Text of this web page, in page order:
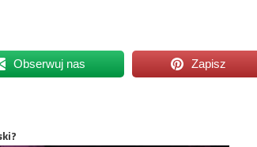
Obserwuj nas Zapisz